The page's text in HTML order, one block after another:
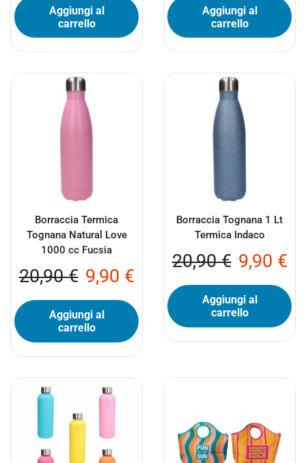
Aggiungi al
carrello
Aggiungi al
carrello
Borraccia Termica
Tognana Natural Love
1000 cc Fucsia
20,90€ 9,90 €
Aggiungi al
carrello
Borraccia Tognana 1 Lt
Termica Indaco
20,90€ 9,90 €
Aggiungi al
carrello